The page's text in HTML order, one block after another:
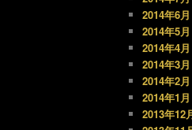
2014年6月
2014年5月
2014年4月
2014年3月
2014年2月
2014年1月
2013年12